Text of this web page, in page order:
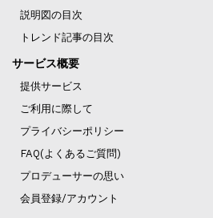
説明図の目次
トレンド記事の目次
サービス概要
提供サービス
ご利用に際して
プライバシーポリシー
FAQ(よくあるご質問)
プロデューサーの思い
会員登録/アカウント